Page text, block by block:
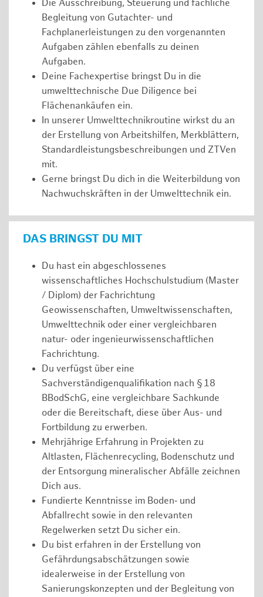
Die Ausschreibung, Steuerung und fachliche
Begleitung von Gutachter- und
Fachplanerleistungen zu den vorgenannten
Aufgaben zählen ebenfalls zu deinen
Aufgaben.
Deine Fachexpertise bringst Du in die
umwelttechnische Due Diligence bei
Flächenankäufen ein.
In unserer Umwelttechnikroutine wirkst du an
der Erstellung von Arbeitshilfen, Merkblättern,
Standardleistungsbeschreibungen und ZTVen
mit.
Gerne bringst Du dich in die Weiterbildung von
Nachwuchskräften in der Umwelttechnik ein.
DAS BRINGST DU MIT
Du hast ein abgeschlossenes
wissenschaftliches Hochschulstudium (Master
/ Diplom) der Fachrichtung
Geowissenschaften, Umweltwissenschaften,
Umwelttechnik oder einer vergleichbaren
natur- oder ingenieurwissenschaftlichen
Fachrichtung.
Du verfügst über eine
Sachverständigenqualifikation nach § 18
BBodSchG, eine vergleichbare Sachkunde
oder die Bereitschaft, diese über Aus- und
Fortbildung zu erwerben.
Mehrjährige Erfahrung in Projekten zu
Altlasten, Flächenrecycling, Bodenschutz und
der Entsorgung mineralischer Abfälle zeichnen
Dich aus.
Fundierte Kenntnisse im Boden‑ und
Abfallrecht sowie in den relevanten
Regelwerken setzt Du sicher ein.
Du bist erfahren in der Erstellung von
Gefährdungsabschätzungen sowie
idealerweise in der Erstellung von
Sanierungskonzepten und der Begleitung von